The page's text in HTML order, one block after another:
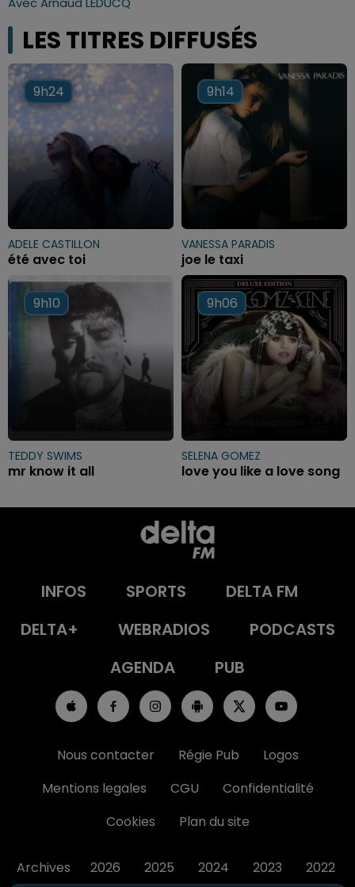
LES TITRES DIFFUSÉS
9h24
9h24
ADELE CASTILLON
été avec toi
9h14
9h14
VANESSA PARADIS
joe le taxi
9h10
9h10
TEDDY SWIMS
mr know it all
9h06
9h06
SELENA GOMEZ
love you like a love song
INFOS SPORTS
DELTA FM
DELTA+
WEBRADIOS
PODCASTS
AGENDA
PUB
Nous contacter Régie Pub
Logos
Mentions legales
CGU
Confidentialité
Cookies
Plan du site
Archives 2026 2025 2024 2023 2022